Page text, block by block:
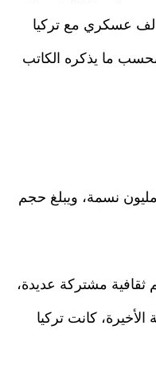
عسكري مع تركيا
باكستان، بحسب ما يذكره الكاتب
وتتمتع الدول الثلاث بأهمية اقتصادية وعسكرية كبيرة، إذ يبلغ مجموع سكانها 350 مليون نسمة، ويبلغ حجم
ثقافية مشتركة عديدة،
كانت تركيا